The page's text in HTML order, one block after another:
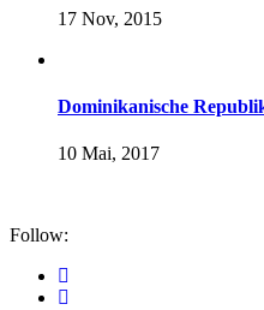
17 Nov, 2015
Dominikanische
10 Mai, 2017
Follow: